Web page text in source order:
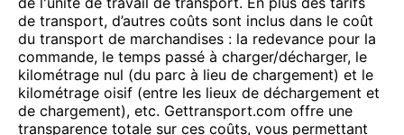
de transport, d’autres coûts sont inclus dans le coût
du transport de marchandises : la redevance pour la
commande, le temps passé à charger/décharger, le
kilométrage nul (du parc à lieu de chargement) et le
kilométrage oisif (entre les lieux de déchargement et
de chargement), etc. Gettransport.com offre une
transparence totale sur ces coûts, vous permettant